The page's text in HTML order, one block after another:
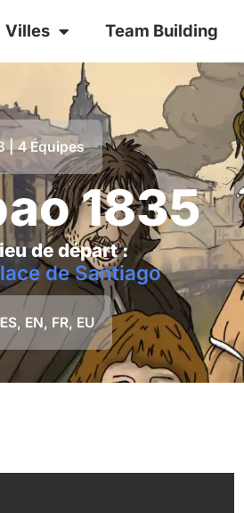
Villes Team Building
| 4 Équipes
1835
de départ :
de Santiago
ES, EN, FR, EU